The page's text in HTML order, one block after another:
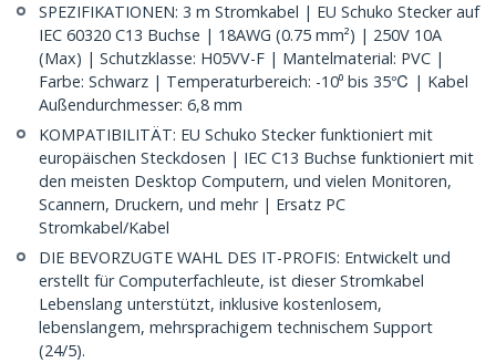
SPEZIFIKATIONEN: 3 m Stromkabel | EU Schuko Stecker auf
IEC 60320 C13 Buchse | 18AWG (0.75 mm²) | 250V 10A
(Max) | Schutzklasse: H05VV-F | Mantelmaterial: PVC |
Farbe: Schwarz | Temperaturbereich: -10⁰ bis 35℃ | Kabel
Außendurchmesser: 6,8 mm
KOMPATIBILITÄT: EU Schuko Stecker funktioniert mit
europäischen Steckdosen | IEC C13 Buchse funktioniert mit
den meisten Desktop Computern, und vielen Monitoren,
Scannern, Druckern, und mehr | Ersatz PC
Stromkabel/Kabel
DIE BEVORZUGTE WAHL DES IT-PROFIS: Entwickelt und
erstellt für Computerfachleute, ist dieser Stromkabel
Lebenslang unterstützt, inklusive kostenlosem,
lebenslangem, mehrsprachigem technischem Support
(24/5).